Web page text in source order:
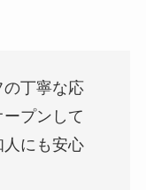
の丁寧な応
プンして
にも安心